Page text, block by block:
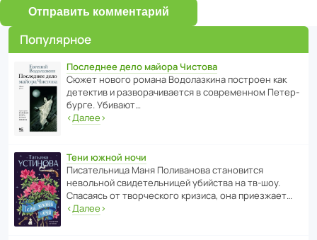
Отправить комментарий
Популярное
Последнее дело майора Чистова
Сюжет нового романа Водо­ла­з­кина пост­роен как
дете­ктив и разво­ра­чи­ва­ется в совре­менном Пете­р­
бурге. Убивают…
‹Далее›
Тени южной ночи
Писа­тель­ница Маня Поли­ва­нова стано­вится
невольной свиде­тель­ницей убийства на тв-шоу.
Спасаясь от твор­че­с­кого кризиса, она приезжает…
‹Далее›